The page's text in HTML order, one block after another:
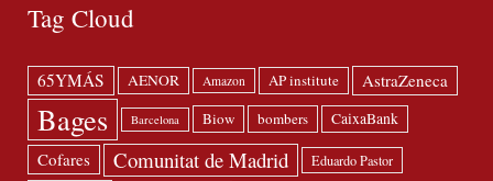
Tag Cloud
65YMÁS AENOR Amazon AP institute AstraZeneca
Bages Barcelona Biow bombers CaixaBank
Cofares Comunitat de Madrid Eduardo Pastor